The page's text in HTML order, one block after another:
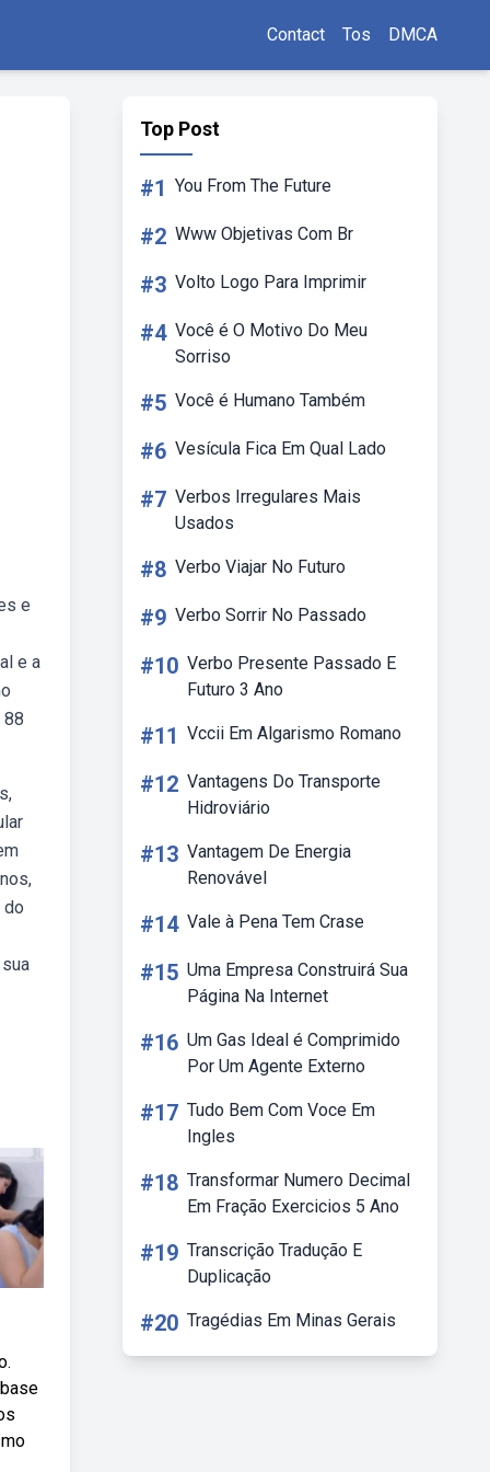
Contact Tos DMCA
e
e a
88
do
Top Post
#1 You From The Future
#2 Www Objetivas Com Br
#3 Volto Logo Para Imprimir
#4 Você é O Motivo Do Meu
Sorriso
#5 Você é Humano Também
#6 Vesícula Fica Em Qual Lado
#7 Verbos Irregulares Mais
Usados
#8 Verbo Viajar No Futuro
#9 Verbo Sorrir No Passado
#10 Verbo Presente Passado E
Futuro 3 Ano
#11 Vccii Em Algarismo Romano
#12 Vantagens Do Transporte
Hidroviário
#13 Vantagem De Energia
Renovável
#14 Vale à Pena Tem Crase
#15 Uma Empresa Construirá Sua
Página Na Internet
#16 Um Gas Ideal é Comprimido
Por Um Agente Externo
#17 Tudo Bem Com Voce Em
Ingles
#18 Transformar Numero Decimal
Em Fração Exercicios 5 Ano
#19 Transcrição Tradução E
Duplicação
#20 Tragédias Em Minas Gerais